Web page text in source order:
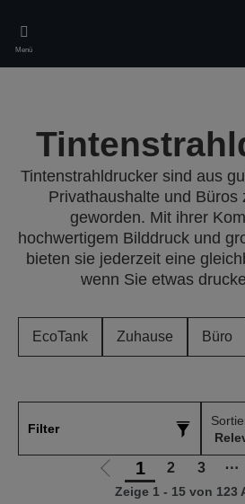
main
content
Menü
Tintenstrahldrucker sind aus
Privathaushalte und Büros
geworden. Mit ihrer
hochwertigem Bilddruck und
bieten sie jederzeit eine
wenn Sie etwas
EcoTank Zuhause Büro
Filter
Zur
vorherigen
1 2 3 ⋯
Zeige 1 - 15 von 123